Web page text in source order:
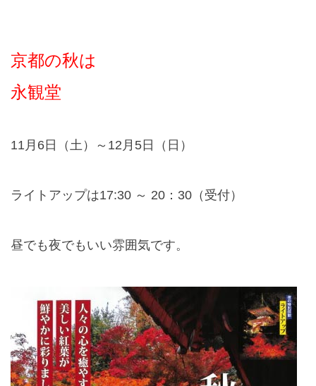
京都の秋は
永観堂
11月 6 日（土）～ 12 月 5 日（日）
ライトアップは17:30 ～ 20 ： 30 （受付）
昼でも夜でもいい雰囲気です。